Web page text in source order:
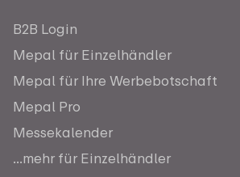
B2B Login
Mepal für Einzelhändler
Mepal für Ihre Werbebotschaft
Mepal Pro
Messekalender
...mehr für Einzelhändler